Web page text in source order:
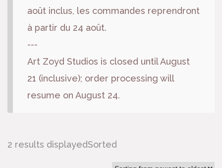
août inclus, les commandes reprendront
à partir du 24 août.
---
Art Zoyd Studios is closed until August
21 (inclusive); order processing will
resume on August 24.
2 results displayedSorted